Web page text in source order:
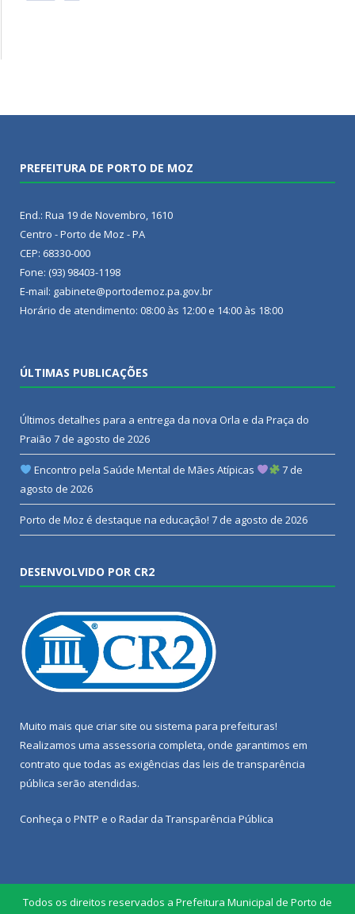
PREFEITURA DE PORTO DE MOZ
End.: Rua 19 de Novembro, 1610
Centro - Porto de Moz - PA
CEP: 68330-000
Fone: (93) 98403-1198
E-mail: gabinete@portodemoz.pa.gov.br
Horário de atendimento: 08:00 às 12:00 e 14:00 às 18:00
ÚLTIMAS PUBLICAÇÕES
Últimos detalhes para a entrega da nova Orla e da Praça do
Praião 7 de agosto de 2026
Encontro pela Saúde Mental de Mães Atípicas
7 de
agosto de 2026
Porto de Moz é destaque na educação! 7 de agosto de 2026
DESENVOLVIDO POR CR2
Muito mais que criar site ou sistema para prefeituras!
Realizamos uma assessoria completa, onde garantimos em
contrato que todas as exigências das leis de transparência
pública serão atendidas.
Conheça o PNTP e o Radar da Transparência Pública
Todos os direitos reservados a Prefeitura Municipal de Porto de